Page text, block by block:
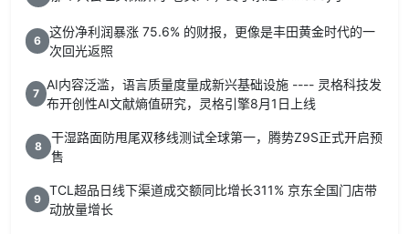
6
这份净利润暴涨 75.6% 的财报，更像是丰田黄金时代的一
次回光返照
7
AI内容泛滥，语言质量度量成新兴基础设施 ---- 灵格科技发
布开创性AI文献熵值研究，灵格引擎8月1日上线
8
干湿路面防甩尾双移线测试全球第一，腾势Z9S正式开启预
售
9
TCL超品日线下渠道成交额同比增长311% 京东全国门店带
动放量增长